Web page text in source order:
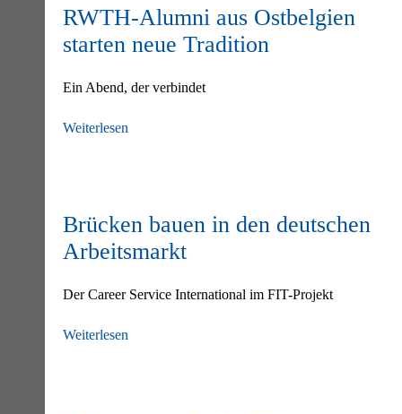
RWTH-Alumni aus Ostbelgien
starten neue Tradition
Ein Abend, der verbindet
Weiterlesen
Brücken bauen in den deutschen
Arbeitsmarkt
Der Career Service International im FIT-Projekt
Weiterlesen